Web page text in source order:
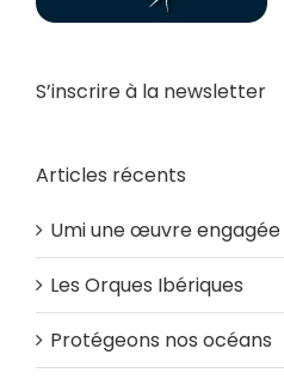
S’inscrire à la newsletter
Articles récents
Umi une œuvre engagée
Les Orques Ibériques
Protégeons nos océans